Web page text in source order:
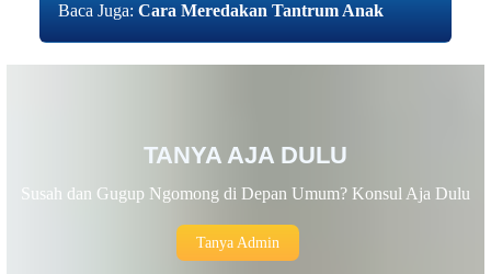
Baca Juga: Cara Meredakan Tantrum Anak
TANYA AJA DULU
Susah dan Gugup Ngomong di Depan Umum? Konsul Aja Dulu
Tanya Admin